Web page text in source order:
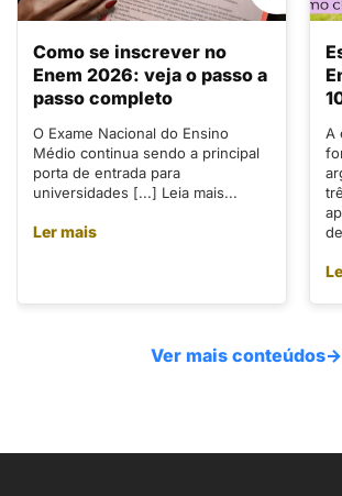
Como se inscrever no
Enem 2026: veja o passo a
passo completo
O Exame Nacional do Ensino
Médio continua sendo a principal
porta de entrada para
universidades [...] Leia mais...
Ler mais
A
Ver mais conteúdos→